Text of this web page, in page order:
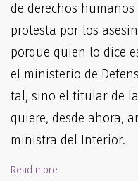
de derechos
protesta por los
porque quien lo dice
el ministerio de
tal, sino el titular de
quiere, desde ahora,
ministra del Interior.
Read more